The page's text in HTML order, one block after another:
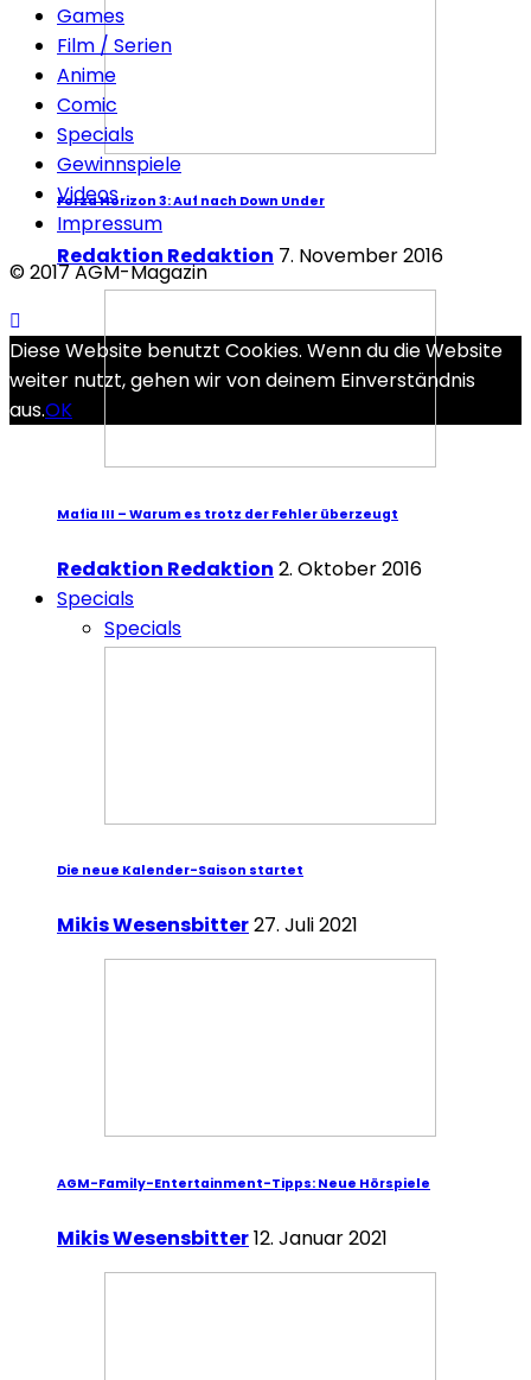
Forza Horizon 3: Auf nach Down Under
Redaktion Redaktion 7. November 2016
Mafia III – Warum es trotz der Fehler überzeugt
Redaktion Redaktion 2. Oktober 2016
Specials
Specials
Die neue Kalender-Saison startet
Mikis Wesensbitter27. Juli 2021
AGM-Family-Entertainment-Tipps: Neue Hörspiele
Mikis Wesensbitter12. Januar 2021
Games
Film / Serien
Anime
Comic
Specials
Gewinnspiele
Videos
Impressum
© 2017 AGM-Magazin
Diese Website benutzt Cookies. Wenn du die Website
weiter nutzt, gehen wir von deinem Einverständnis
aus.OK